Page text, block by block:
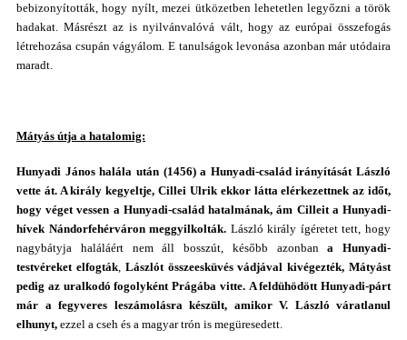
bebizonyították, hogy nyílt, mezei ütközetben lehetetlen legyőzni a török
hadakat. Másrészt az is nyilvánvalóvá vált, hogy az európai összefogás
létrehozása csupán vágyálom. E tanulságok levonása azonban már utódaira
maradt.
Mátyás útja a hatalomig:
Hunyadi Jánoshalála után (1456) a Hunyadi-család irányítását László
vette át. A király kegyeltje, Cillei Ulrik ekkor látta elérkezettnek az időt,
hogy véget vessen a Hunyadi-család hatalmának, ám Cilleit a Hunyadi-
hívek Nándorfehérváron meggyilkolták. László király ígéretet tett, hogy
nagybátyja haláláért nem áll bosszút, később azonbana Hunyadi-
testvéreket elfogták, Lászlót összeesküvés vádjával kivégezték, Mátyást
pedig az uralkodó fogolyként Prágába vitte. A feldühödött Hunyadi-párt
már a fegyveres leszámolásra készült, amikor V. László váratlanul
elhunyt, ezzel a cseh és a magyar trón is megüresedett.